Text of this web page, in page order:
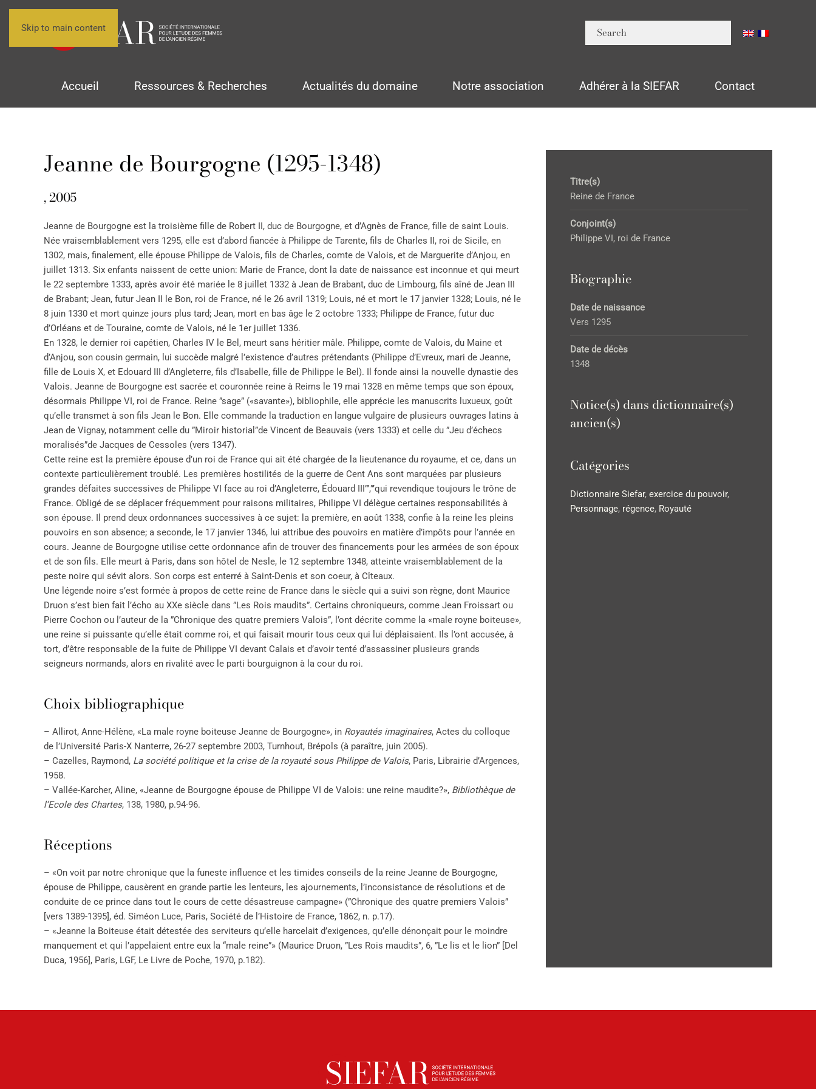
Skip to main content
Accueil Ressources & Recherches Actualités du domaine Notre association Adhérer à la SIEFAR Contact
Jeanne de Bourgogne (1295-1348)
, 2005
Jeanne de Bourgogne est la troisième fille de Robert II, duc de Bourgogne, et d’Agnès de France, fille de saint Louis.
Née vraisemblablement vers 1295, elle est d’abord fiancée à Philippe de Tarente, fils de Charles II, roi de Sicile, en
1302, mais, finalement, elle épouse Philippe de Valois, fils de Charles, comte de Valois, et de Marguerite d’Anjou, en
juillet 1313. Six enfants naissent de cette union: Marie de France, dont la date de naissance est inconnue et qui meurt
le 22 septembre 1333, après avoir été mariée le 8 juillet 1332 à Jean de Brabant, duc de Limbourg, fils aîné de Jean III
de Brabant; Jean, futur Jean II le Bon, roi de France, né le 26 avril 1319; Louis, né et mort le 17 janvier 1328; Louis, né le
8 juin 1330 et mort quinze jours plus tard; Jean, mort en bas âge le 2 octobre 1333; Philippe de France, futur duc
d’Orléans et de Touraine, comte de Valois, né le 1er juillet 1336.
En 1328, le dernier roi capétien, Charles IV le Bel, meurt sans héritier mâle. Philippe, comte de Valois, du Maine et
d’Anjou, son cousin germain, lui succède malgré l’existence d’autres prétendants (Philippe d’Evreux, mari de Jeanne,
fille de Louis X, et Edouard III d’Angleterre, fils d’Isabelle, fille de Philippe le Bel). Il fonde ainsi la nouvelle dynastie des
Valois. Jeanne de Bourgogne est sacrée et couronnée reine à Reims le 19 mai 1328 en même temps que son époux,
désormais Philippe VI, roi de France. Reine ”sage” («savante»), bibliophile, elle apprécie les manuscrits luxueux, goût
qu’elle transmet à son fils Jean le Bon. Elle commande la traduction en langue vulgaire de plusieurs ouvrages latins à
Jean de Vignay, notamment celle du ”Miroir historial”de Vincent de Beauvais (vers 1333) et celle du ”Jeu d’échecs
moralisés”de Jacques de Cessoles (vers 1347).
Cette reine est la première épouse d’un roi de France qui ait été chargée de la lieutenance du royaume, et ce, dans un
contexte particulièrement troublé. Les premières hostilités de la guerre de Cent Ans sont marquées par plusieurs
grandes défaites successives de Philippe VI face au roi d’Angleterre, Édouard III”’,”’qui revendique toujours le trône de
France. Obligé de se déplacer fréquemment pour raisons militaires, Philippe VI délègue certaines responsabilités à
son épouse. Il prend deux ordonnances successives à ce sujet: la première, en août 1338, confie à la reine les pleins
pouvoirs en son absence; a seconde, le 17 janvier 1346, lui attribue des pouvoirs en matière d’impôts pour l’année en
cours. Jeanne de Bourgogne utilise cette ordonnance afin de trouver des financements pour les armées de son époux
et de son fils. Elle meurt à Paris, dans son hôtel de Nesle, le 12 septembre 1348, atteinte vraisemblablement de la
peste noire qui sévit alors. Son corps est enterré à Saint-Denis et son coeur, à Cîteaux.
Une légende noire s’est formée à propos de cette reine de France dans le siècle qui a suivi son règne, dont Maurice
Druon s’est bien fait l’écho au XXe siècle dans ”Les Rois maudits”. Certains chroniqueurs, comme Jean Froissart ou
Pierre Cochon ou l’auteur de la ”Chronique des quatre premiers Valois”, l’ont décrite comme la «male royne boiteuse»,
une reine si puissante qu’elle était comme roi, et qui faisait mourir tous ceux qui lui déplaisaient. Ils l’ont accusée, à
tort, d’être responsable de la fuite de Philippe VI devant Calais et d’avoir tenté d’assassiner plusieurs grands
seigneurs normands, alors en rivalité avec le parti bourguignon à la cour du roi.
Choix bibliographique
– Allirot, Anne-Hélène, «La male royne boiteuse Jeanne de Bourgogne», in Royautés imaginaires, Actes du colloque
de l’Université Paris-X Nanterre, 26-27 septembre 2003, Turnhout, Brépols (à paraître, juin 2005).
– Cazelles, Raymond, La société politique et la crise de la royauté sous Philippe de Valois, Paris, Librairie d’Argences,
1958.
– Vallée-Karcher, Aline, «Jeanne de Bourgogne épouse de Philippe VI de Valois: une reine maudite?», Bibliothèque de
l’Ecole des Chartes, 138, 1980, p.94-96.
Réceptions
– «On voit par notre chronique que la funeste influence et les timides conseils de la reine Jeanne de Bourgogne,
épouse de Philippe, causèrent en grande partie les lenteurs, les ajournements, l’inconsistance de résolutions et de
conduite de ce prince dans tout le cours de cette désastreuse campagne» (”Chronique des quatre premiers Valois”
[vers 1389-1395], éd. Siméon Luce, Paris, Société de l’Histoire de France, 1862, n. p.17).
– «Jeanne la Boiteuse était détestée des serviteurs qu’elle harcelait d’exigences, qu’elle dénonçait pour le moindre
manquement et qui l’appelaient entre eux la “male reine”» (Maurice Druon, ”Les Rois maudits”, 6, ”Le lis et le lion” [Del
Duca, 1956], Paris, LGF, Le Livre de Poche, 1970, p.182).
Titre(s)
Reine de France
Conjoint(s)
Philippe VI, roi de France
Biographie
Date de naissance
Vers 1295
Date de décès
1348
Notice(s) dans dictionnaire(s)
ancien(s)
Catégories
Dictionnaire Siefar, exercice du pouvoir,
Personnage, régence, Royauté